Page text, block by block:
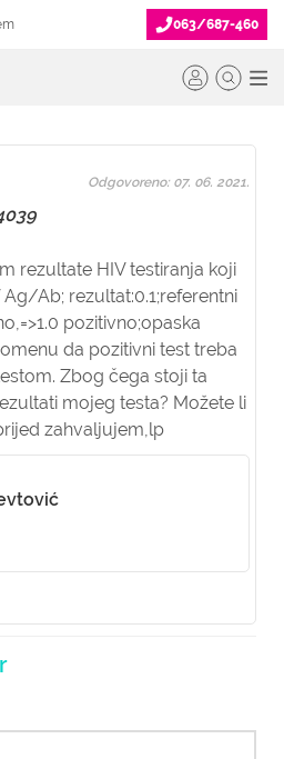
063/687-460
rezultate HIV testiranja koji
Ag/Ab; rezultat:0.1;referentni
pozitivno;opaska
da pozitivni test treba
Zbog čega stoji ta
mojeg testa? Možete li
zahvaljujem,lp
Odgovoreno: 07. 06. 2021.